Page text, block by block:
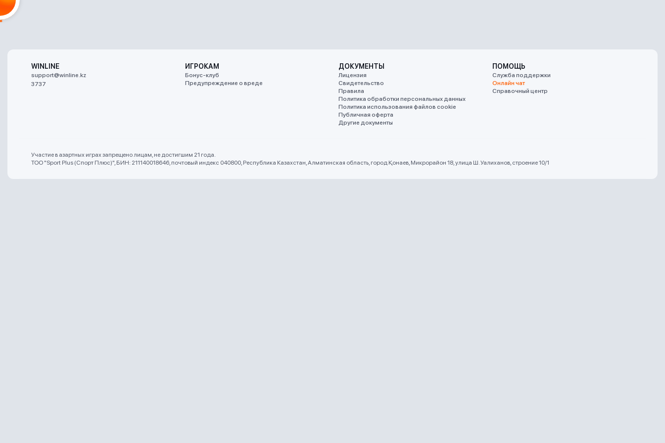
WINLINE
support@winline.kz
3737
ИГРОКАМ
Бонус-клуб
Предупреждение о вреде
ДОКУМЕНТЫ
Лицензия
Свидетельство
Правила
Политика обработки персональных данных
Политика использования файлов cookie
Публичная оферта
Другие документы
ПОМОЩЬ
Служба поддержки
Онлайн чат
Справочный центр
Участие в азартных играх запрещено лицам, не достигшим 21 года.
ТОО "Sport Plus (Спорт Плюс)", БИН: 211140018646, почтовый индекс 040800, Республика Казахстан, Алматинская область, город Қонаев, Микрорайон 18, улица Ш. Уалиханов, строение 10/1